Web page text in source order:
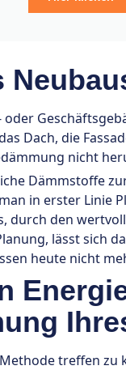
Dach, die
nicht
Dämmstoffe
in erster Linie
durch den
lässt sich
heute nicht
treffen zu